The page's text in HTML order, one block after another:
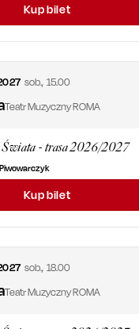
Kup bilet
sob., 15.00
Teatr Muzyczny ROMA
Świata - trasa 2026/2027
Kup bilet
sob., 18.00
Teatr Muzyczny ROMA